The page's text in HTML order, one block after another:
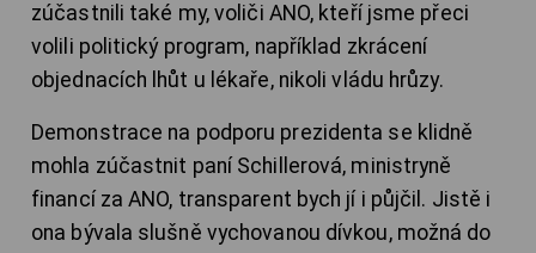
zúčastnili také my, voliči ANO, kteří jsme přeci
volili politický program, například zkrácení
objednacích lhůt u lékaře, nikoli vládu hrůzy.
Demonstrace na podporu prezidenta se klidně
mohla zúčastnit paní Schillerová, ministryně
financí za ANO, transparent bych jí i půjčil. Jistě i
ona bývala slušně vychovanou dívkou, možná do